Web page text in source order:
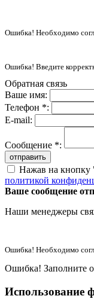
Ошибка! Необходимо
Ошибка! Введите
Обратная связь
Ваше имя:
Телефон *:
E-mail:
Сообщение *:
отправить
Нажав на кнопку
политикой
Ваше сообщение
Наши менеджеры
Ошибка! Необходимо
Ошибка! Заполните
Использование